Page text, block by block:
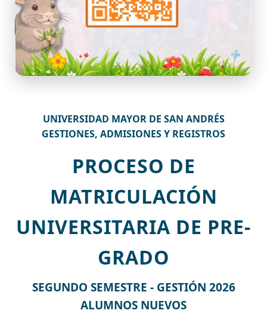
UNIVERSIDAD MAYOR DE SAN ANDRÉS
GESTIONES, ADMISIONES Y REGISTROS
PROCESO DE
MATRICULACIÓN
UNIVERSITARIA DE PRE-
GRADO
SEGUNDO SEMESTRE - GESTIÓN 2026
ALUMNOS NUEVOS